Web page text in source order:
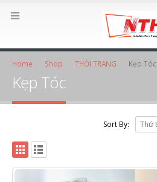
Home Shop THỜI TRANG Kẹp Tóc
Kẹp Tóc
Sort By: